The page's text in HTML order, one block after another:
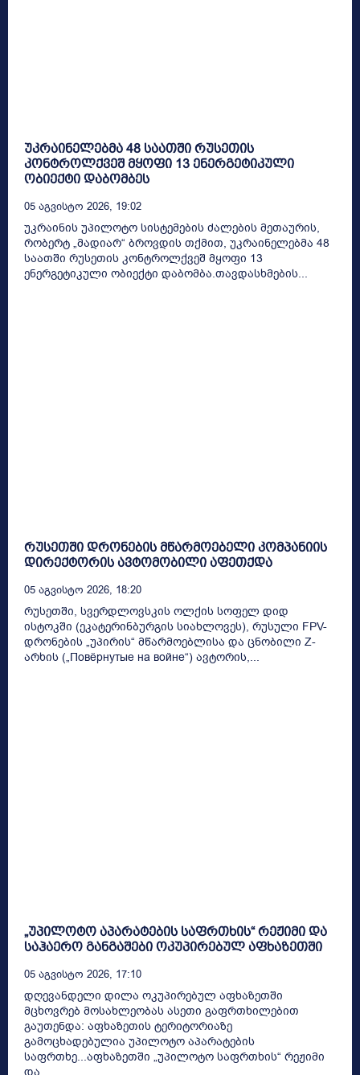
უკრაინელებმა 48 საათში რუსეთის
კონტროლქვეშ მყოფი 13 ენერგეტიკული
ობიექტი დაბომბეს
05 Აგვისტო 2026, 19:02
უკრაინის უპილოტო სისტემების ძალების მეთაურის,
რობერტ „მადიარ“ ბროვდის თქმით, უკრაინელებმა 48
საათში რუსეთის კონტროლქვეშ მყოფი 13
ენერგეტიკული ობიექტი დაბომბა.თავდასხმების...
რუსეთში დრონების მწარმოებელი კომპანიის
დირექტორის ავტომობილი აფეთქდა
05 Აგვისტო 2026, 18:20
რუსეთში, სვერდლოვსკის ოლქის სოფელ დიდ
ისტოკში (ეკატერინბურგის სიახლოვეს), რუსული FPV-
დრონების „უპირის“ მწარმოებლისა და ცნობილი Z-
არხის („Повёрнутые на войне“) ავტორის,...
„უპილოტო აპარატების საფრთხის“ რეჟიმი და
საჰაერო განგაშები ოკუპირებულ აფხაზეთში
05 Აგვისტო 2026, 17:10
დღევანდელი დილა ოკუპირებულ აფხაზეთში
მცხოვრებ მოსახლეობას ასეთი გაფრთხილებით
გაუთენდა: აფხაზეთის ტერიტორიაზე
გამოცხადებულია უპილოტო აპარატების
საფრთხე...აფხაზეთში „უპილოტო საფრთხის“ რეჟიმი